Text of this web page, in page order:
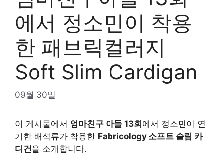
에서 정소민이 착용
한 패브릭컬러지
Soft Slim Cardigan
09월 30일
이 게시물에서 엄마친구 아들 13회에서 정소민이 연
기한 배석류가 착용한 Fabricology 소프트 슬림 카
디건을 소개합니다.